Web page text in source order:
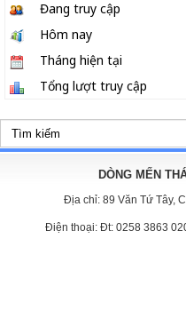
Đang truy cập
Hôm nay
Tháng hiện tại
Tổng lượt truy cập
DÒNG MẾN
Địa chỉ: 89 Văn Tứ Tây,
Điện thoại: Đt: 0258 3863